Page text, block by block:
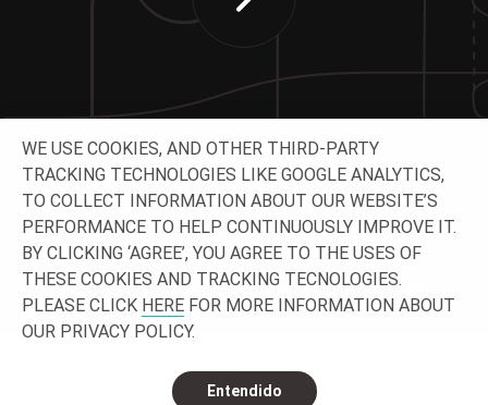
I. Reservados todos los derechos.
WE USE COOKIES, AND OTHER THIRD-PARTY
TRACKING TECHNOLOGIES LIKE GOOGLE ANALYTICS,
TO COLLECT INFORMATION ABOUT OUR WEBSITE’S
PERFORMANCE TO HELP CONTINUOUSLY IMPROVE IT.
BY CLICKING ‘AGREE’, YOU AGREE TO THE USES OF
THESE COOKIES AND TRACKING TECNOLOGIES.
PLEASE CLICK HERE FOR MORE INFORMATION ABOUT
OUR PRIVACY POLICY.
Entendido